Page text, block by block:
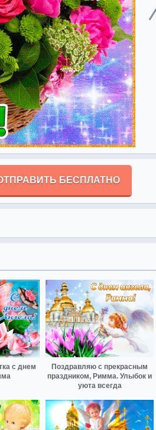
БЕСПЛАТНО
с днем
Поздравляю с прекрасным
праздником, Римма. Улыбок и
уюта всегда